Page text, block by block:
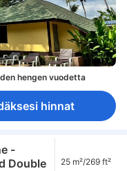
hengen vuodetta
hinnat
-
Double
25 m²/269 ft²